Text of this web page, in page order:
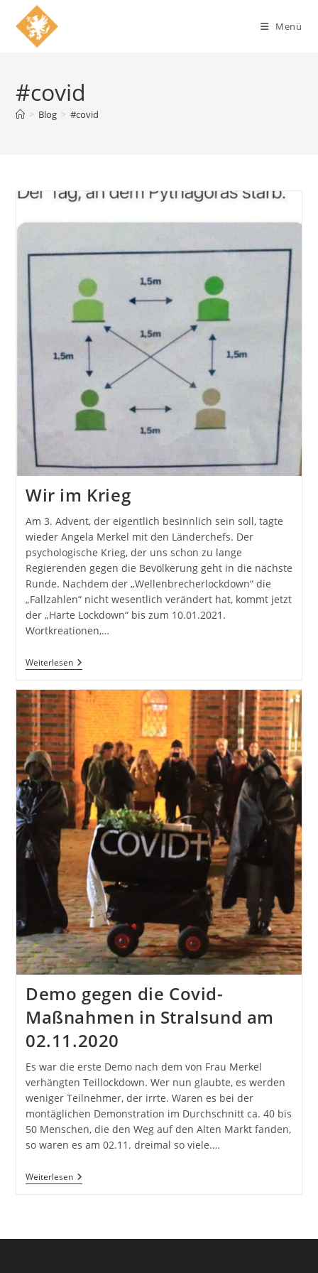
Inhalt
springen
Menü
#covid
> Blog > #covid
Wir im Krieg
Am 3. Advent, der eigentlich besinnlich sein soll, tagte
wieder Angela Merkel mit den Länderchefs. Der
psychologische Krieg, der uns schon zu lange
Regierenden gegen die Bevölkerung geht in die nächste
Runde. Nachdem der „Wellenbrecherlockdown“ die
„Fallzahlen“ nicht wesentlich verändert hat, kommt jetzt
der „Harte Lockdown“ bis zum 10.01.2021.
Wortkreationen,…
WeiterlesenWir
Im
Demo gegen die Covid-
Maßnahmen in Stralsund am
02.11.2020
Es war die erste Demo nach dem von Frau Merkel
verhängten Teillockdown. Wer nun glaubte, es werden
weniger Teilnehmer, der irrte. Waren es bei der
montäglichen Demonstration im Durchschnitt ca. 40 bis
50 Menschen, die den Weg auf den Alten Markt fanden,
so waren es am 02.11. dreimal so viele.…
WeiterlesenDemo
Gegen